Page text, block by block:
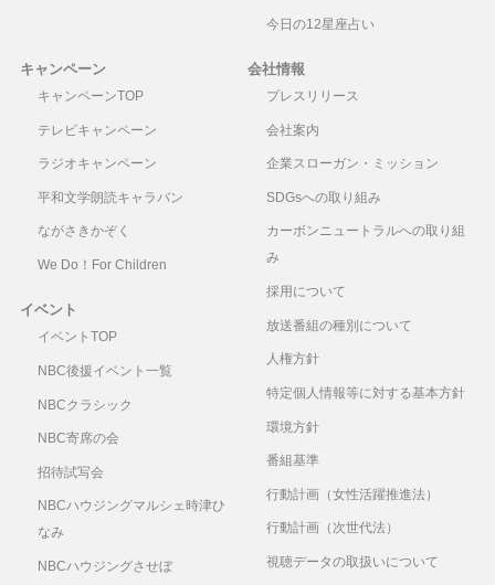
今日の12星座占い
キャンペーン
キャンペーンTOP
テレビキャンペーン
ラジオキャンペーン
平和文学朗読キャラバン
ながさきかぞく
We Do！For Children
イベント
イベントTOP
NBC後援イベント一覧
NBCクラシック
NBC寄席の会
招待試写会
NBCハウジングマルシェ時津ひ
なみ
NBCハウジングさせぼ
会社情報
プレスリリース
会社案内
企業スローガン・ミッション
SDGsへの取り組み
カーボンニュートラルへの取り組
み
採用について
放送番組の種別について
人権方針
特定個人情報等に対する基本方針
環境方針
番組基準
行動計画（女性活躍推進法）
行動計画（次世代法）
視聴データの取扱いについて